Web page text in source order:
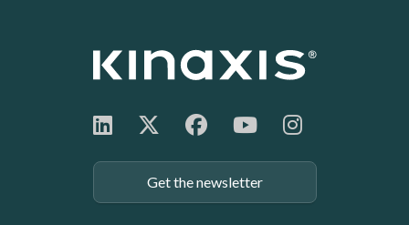
Get the newsletter